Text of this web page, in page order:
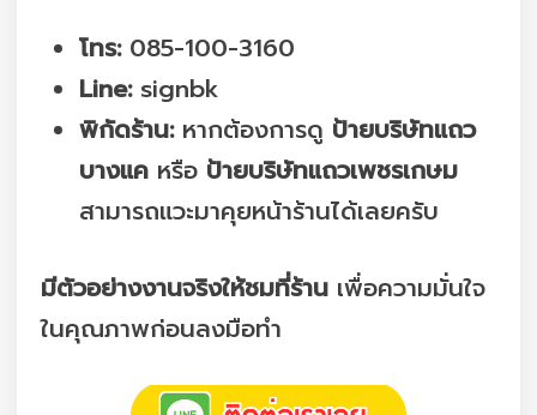
โทร:085-100-3160
Line:signbk
พิกัดร้าน:หากต้องการดู ป้ายบริษัทแถว
บางแค หรือ ป้ายบริษัทแถวเพชรเกษม
สามารถแวะมาคุยหน้าร้านได้เลยครับ
มีตัวอย่างงานจริงให้ชมที่ร้าน เพื่อความมั่นใจ
ในคุณภาพก่อนลงมือทำ